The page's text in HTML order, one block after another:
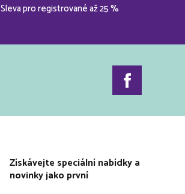
Sleva pro registrované až 25 %
Získávejte speciální nabídky a
novinky jako první